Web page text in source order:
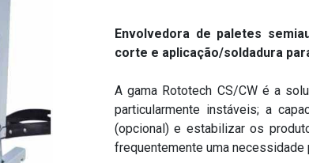
Envolvedora de paletes
corte e aplicação/soldadura
A gama Rototech CS/CW é a
particularmente instáveis; a
(opcional) e estabilizar os
frequentemente uma